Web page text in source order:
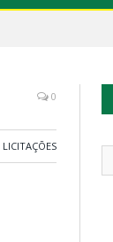
0
LICITAÇÕES